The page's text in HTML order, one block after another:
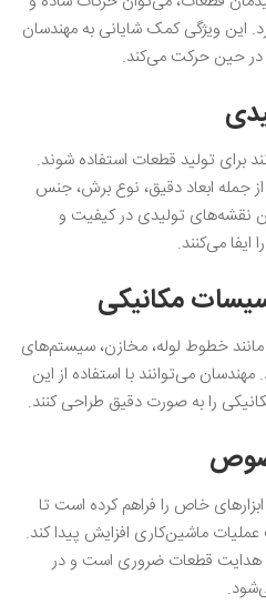
این ویژگی کمک شایانی به مهندسان
در حین حرکت می‌کند.
برای تولید قطعات استفاده شوند.
جمله ابعاد دقیق، نوع برش، جنس
نقشه‌های تولیدی در کیفیت و
می‌کنند.
مکانیکی
خطوط لوله، مخازن، سیستم‌های
می‌توانند با استفاده از این
را به صورت دقیق طراحی کنند.
خاص را فراهم کرده است تا
ماشین‌کاری افزایش پیدا کند.
یا هدایت قطعات ضروری است و در